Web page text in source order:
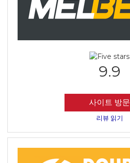
9.9
사이트 방문
리뷰 읽기